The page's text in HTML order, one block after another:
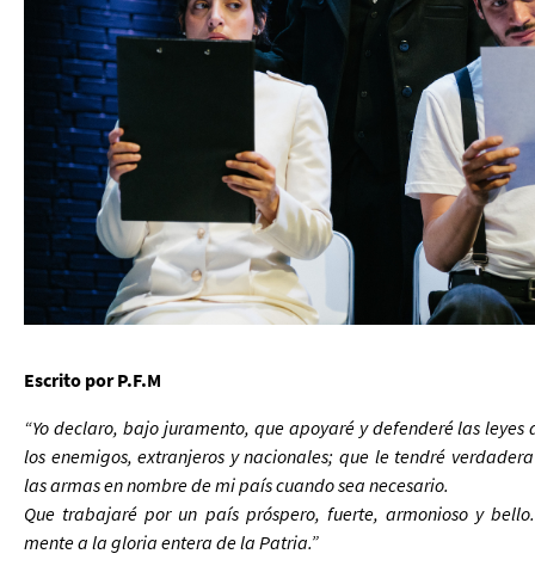
Escrito por P.F.M
“Yo declaro, bajo juramento, que apoyaré y defenderé las
los enemigos, extranjeros y nacionales; que le tendré
las armas en nombre de mi país cuando sea necesario.
Que trabajaré por un país próspero, fuerte, armonioso y
mente a la gloria entera de la Patria.”